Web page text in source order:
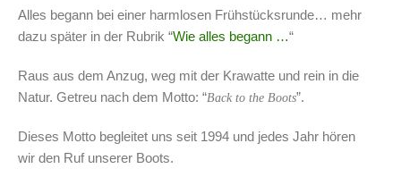
Alles begann bei einer harmlosen Frühstücksrunde… mehr
dazu später in der Rubrik “Wie alles begann …“
Raus aus dem Anzug, weg mit der Krawatte und rein in die
Natur. Getreu nach dem Motto: “Back to the Boots”.
Dieses Motto begleitet uns seit 1994 und jedes Jahr hören
wir den Ruf unserer Boots.